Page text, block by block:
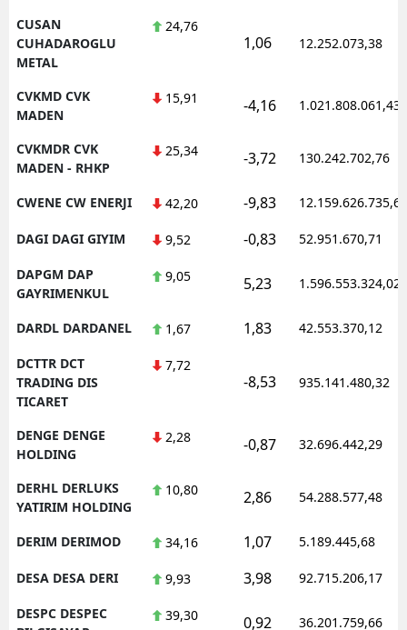
CUSAN
CUHADAROGLU
METAL
24,76
1,06 12.252.073,38
CVKMD CVK
MADEN
15,91 -4,16 1.021.808.061,43
CVKMDR CVK
MADEN - RHKP
25,34 -3,72 130.242.702,76
CWENE CW ENERJI 42,20 -9,83 12.159.626.735,62
DAGI DAGI GIYIM 9,52 -0,83 52.951.670,71
DAPGM DAP
GAYRIMENKUL
9,05 5,23 1.596.553.324,02
DARDL DARDANEL 1,67 1,83 42.553.370,12
DCTTR DCT
TRADING DIS
TICARET
7,72
-8,53 935.141.480,32
DENGE DENGE
HOLDING
2,28 -0,87 32.696.442,29
DERHL DERLUKS
YATIRIM HOLDING
10,80 2,86 54.288.577,48
DERIM DERIMOD 34,16 1,07 5.189.445,68
DESA DESA DERI 9,93 3,98 92.715.206,17
DESPC DESPEC
39,30 0,92 36.201.759,66